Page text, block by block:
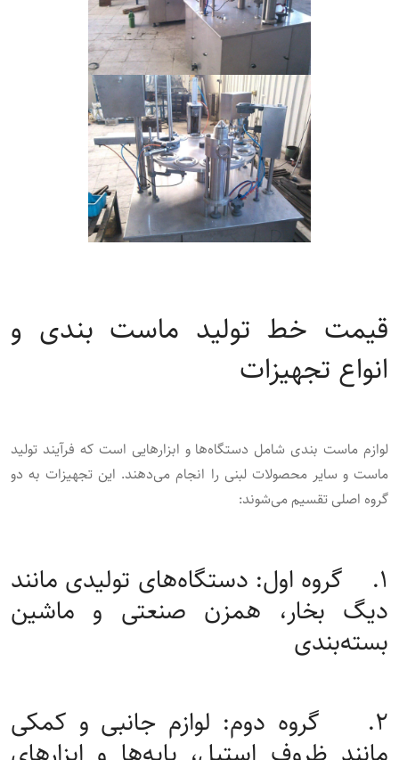
قیمت خط تولید ماست بندی و
انواع تجهیزات
لوازم ماست ‌بندی شامل دستگاه‌ها و ابزارهایی است که فرآیند تولید
ماست و سایر محصولات لبنی را انجام می‌دهند. این تجهیزات به دو
گروه اصلی تقسیم می‌شوند:
۱. گروه اول: دستگاه‌های تولیدی مانند
دیگ بخار، همزن صنعتی و ماشین
بسته‌بندی
۲. گروه دوم: لوازم جانبی و کمکی